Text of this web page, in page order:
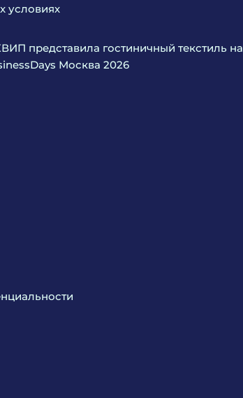
условиях
представила гостиничный текстиль на
Москва 2026
и запасных частей
работы